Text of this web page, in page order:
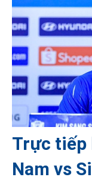
Trực tiếp
Nam vs